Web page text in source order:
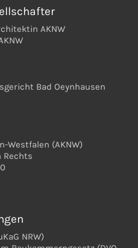
AKNW
Bad Oeynhausen
Westfalen (AKNW)
Rechts
NRW)